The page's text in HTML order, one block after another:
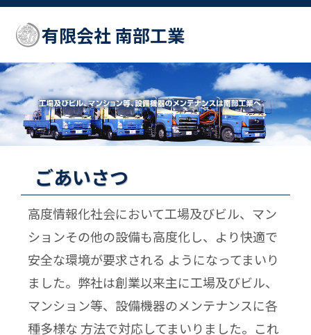
有限会社 南部工業
ごあいさつ
高度情報化社会において工場及びビル、マン
ションその他の設備も高度化し、より快適で
安全な環境が要求される ようになってまいり
ました。弊社は創業以来主に工場及びビル、
マンション等、設備機器のメンテナンスに各
種多様な 方法で対応してまいりました。これ